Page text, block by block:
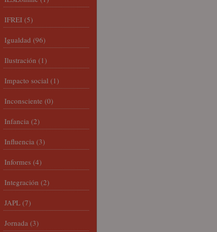
IFREI (5)
Igualdad (96)
Ilustración (1)
Impacto social (1)
Inconsciente (0)
Infancia (2)
Influencia (3)
Informes (4)
Integración (2)
JAPL (7)
Jornada (3)